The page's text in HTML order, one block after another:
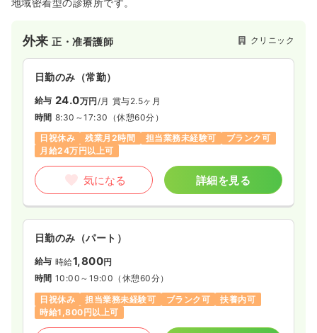
4週8休以上
ブランク可
3交代（常勤）
給与 お問い合わせください
時間 8:30～17:00（休憩60分）
4週8休以上
ブランク可
気になる 詳細を見る
透析 正看護師
日勤のみ（常勤） 一時募集休止
給与 28.8万円/月 賞与3.5ヶ月
日勤のみ（パート）
給与 時給1,500円〜
時間 8:30～17:00 （休憩60分）
日祝休み
時給1,500円以上可
気になる 詳細を見る
給与 お問い合わせください
ブランク可
外来正・准看護師 クリニック
日勤のみ（常勤）
給与 24.0万円 /月 賞与2.5ヶ月
時間 8:30～17:30 （休憩60分）
日祝休み
残業月2時間 担当業務未経験可
ブランク可
月給24万円以上可
気になる 詳細を見る
日勤のみ（パート）
給与 時給1,800円
時間 10:00～19:00 （休憩60分）
日祝休み
担当業務未経験可 ブランク可
扶養内可
時給1,800円以上可